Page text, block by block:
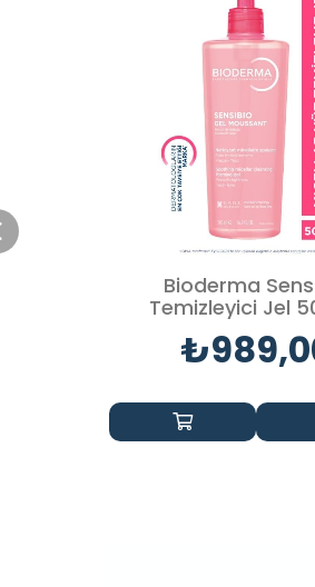
Bioderma
Temizleyici Jel